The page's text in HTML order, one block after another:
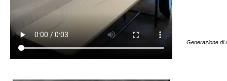
Generazione di